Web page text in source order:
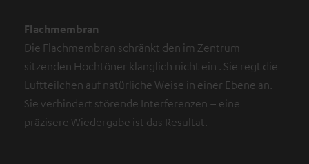
Flachmembran
Die Flachmembran schränkt den im Zentrum
sitzenden Hochtöner klanglich nicht ein . Sie regt die
Luftteilchen auf natürliche Weise in einer Ebene an.
Sie verhindert störende Interferenzen – eine
präzisere Wiedergabe ist das Resultat.